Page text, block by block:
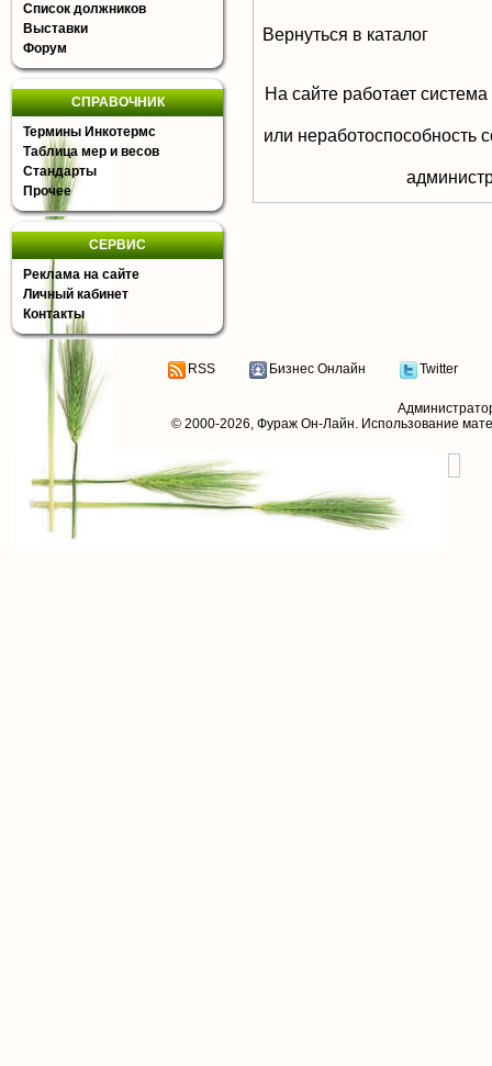
Список должников
Выставки
Форум
СПРАВОЧНИК
Термины Инкотермс
Таблица мер и весов
Стандарты
Прочее
СЕРВИС
Реклама на сайте
Личный кабинет
Контакты
Вернуться в каталог
На сайте работает
или неработоспособность
RSS Бизнес Онлайн Twitter
© 2000-2026, Фураж Он-Лайн. Использование